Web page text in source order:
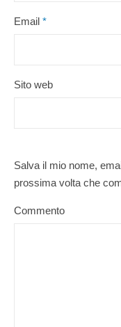
Email *
Sito web
Salva il mio nome,
prossima volta che
Commento